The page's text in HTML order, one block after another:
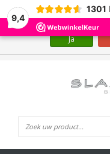
9,4
1301
Wij slaan cookies op om
Ja